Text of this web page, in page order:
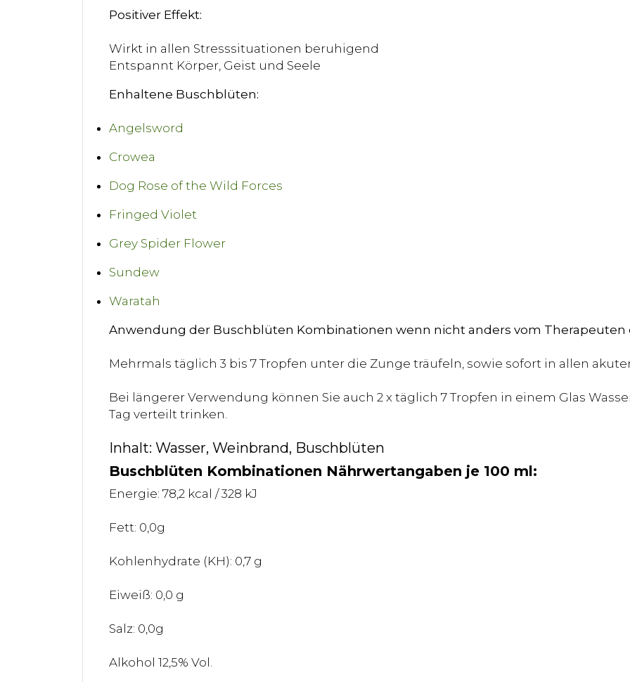
Positiver Effekt:
Wirkt in allen Stresssituationen beruhigend
Entspannt Körper, Geist und Seele
Enhaltene Buschblüten:
Angelsword
Crowea
Dog Rose of the Wild Forces
Fringed Violet
Grey Spider Flower
Sundew
Waratah
Anwendung der Buschblüten Kombinationen wenn nicht anders vom Therapeuten
Mehrmals täglich 3 bis 7 Tropfen unter die Zunge träufeln, sowie sofort in allen
Bei längerer Verwendung können Sie auch 2 x täglich 7 Tropfen in einem Glas
Tag verteilt trinken.
Inhalt: Wasser, Weinbrand, Buschblüten
Buschblüten Kombinationen Nährwertangaben je 100 ml:
Energie: 78,2 kcal / 328 kJ
Fett: 0,0g
Kohlenhydrate (KH): 0,7 g
Eiweiß: 0,0 g
Salz: 0,0g
Alkohol 12,5% Vol.